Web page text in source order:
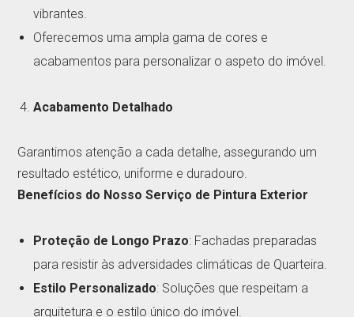
vibrantes.
Oferecemos uma ampla gama de cores e
acabamentos para personalizar o aspeto do imóvel.
Acabamento Detalhado
Garantimos atenção a cada detalhe, assegurando um
resultado estético, uniforme e duradouro.
Benefícios do Nosso Serviço de Pintura Exterior
Proteção de Longo Prazo: Fachadas preparadas
para resistir às adversidades climáticas de Quarteira.
Estilo Personalizado: Soluções que respeitam a
arquitetura e o estilo único do imóvel.